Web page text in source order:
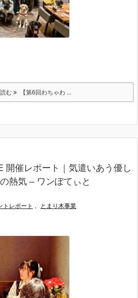
む 【第6回わちゃわ ...
開催レポート｜気遣いあう優し
熱気 – ワンぽてぃと
トレポート , とまり木事業